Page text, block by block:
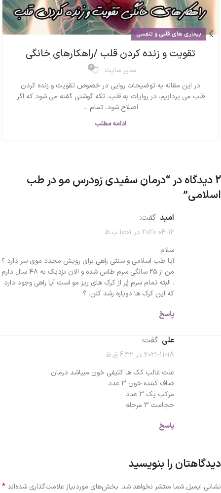
بیماری های قلبی و تنفسی
تقویت و زنده کردن قلب /راهکارهای خانگی
مدیر سایت 8
در این مقاله به توضیحات روایی در خصوص تقویت و زنده کردن
قلب می پردازیم. در روایات به قلب، تکه گوشتی گفته می شود که اگر
اصلاح شود، تمام ...
ادامه مطلب
2 دیدگاه در “
درمان سفیدی زودرس مو در طب
اسلامی”
امید گفت:
2020-04-16 در 10:01 ب.ظ
سلام
آیا طب اسلامی و سنتی راهی برای رویش مجدد موی سر دارد ؟
من از ۲۵ سالگی سرم طاس شده و الان نزدیک به ۴۸ سال دارم
. البته تمام سرم پُر از کرک های ریز مو است آیا راهی وجود دارد
که این کرک ها دوباره رشد کنن، ؟
پاسخ
علی گفت:
2021-11-18 در 6:32 ق.ظ
علت غالب کک ها کثیفی خون میباشد درمان :
صاف کننده خون 3 عدد
مرکب یک 3 عدد
حجامت 3 مرحله
پاسخ
دیدگاهتان را بنویسید
نشانی ایمیل شما منتشر نخواهد شد. بخش‌های موردنیاز علامت‌گذاری شده‌اند*